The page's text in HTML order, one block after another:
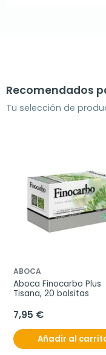
Recomendados
Tu selección de
ABOCA
Aboca Finocarbo Plus
Tisana, 20 bolsitas
7,95 €
Añadir al